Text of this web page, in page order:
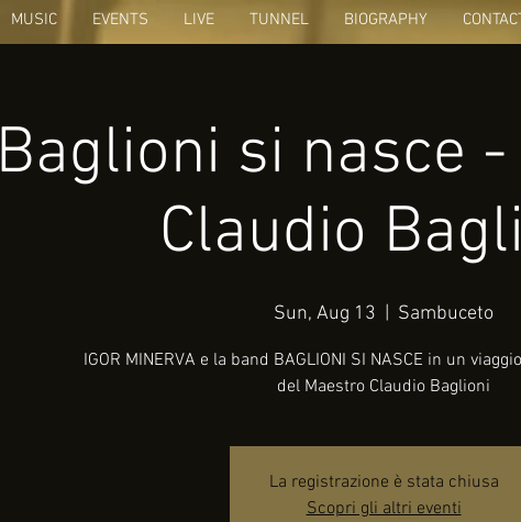
MUSIC EVENTS LIVE TUNNEL BIOGRAPHY
Baglioni si nasce
Claudio
Sun, Aug 13
  |
Sambuceto
IGOR MINERVA e la band BAGLIONI SI NASCE in un
del Maestro Claudio Baglioni
La registrazione è stata chiusa
Scopri gli altri eventi